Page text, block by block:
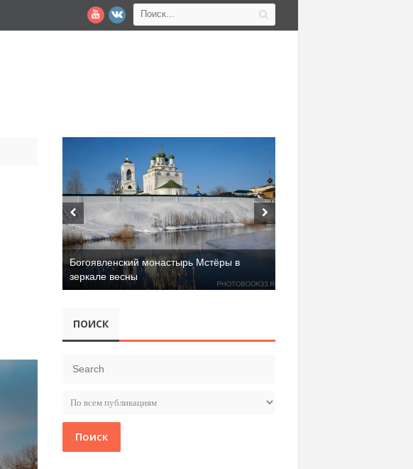
Богоявленский монастырь Мстёры в
зеркале весны
ПОИСК
Поиск